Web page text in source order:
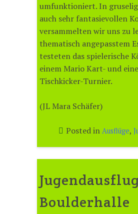
umfunktioniert. In
auch sehr fantasievollen
versammelten wir uns zu
thematisch angepasstem
testeten das spielerische
einem Mario Kart- und
Tischkicker-Turnier.
(JL Mara Schäfer)
Posted in Ausflüge,
Boulderhalle